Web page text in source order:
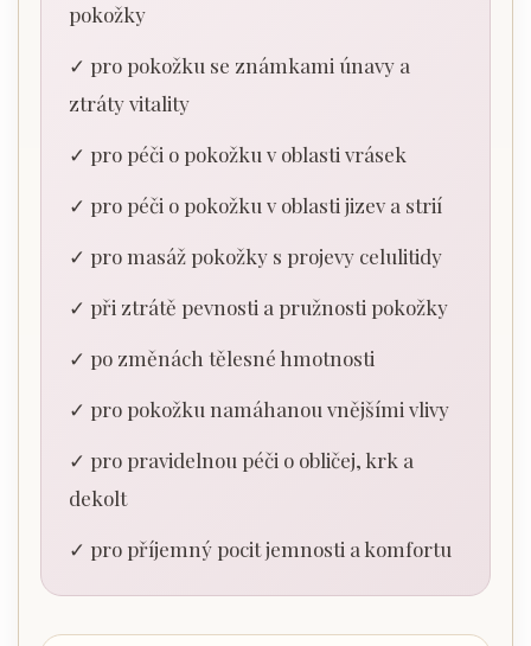
pokožky
✓ pro pokožku se známkami únavy a
ztráty vitality
✓ pro péči o pokožku v oblasti vrásek
✓ pro péči o pokožku v oblasti jizev a strií
✓ pro masáž pokožky s projevy celulitidy
✓ při ztrátě pevnosti a pružnosti pokožky
✓ po změnách tělesné hmotnosti
✓ pro pokožku namáhanou vnějšími vlivy
✓ pro pravidelnou péči o obličej, krk a
dekolt
✓ pro příjemný pocit jemnosti a komfortu